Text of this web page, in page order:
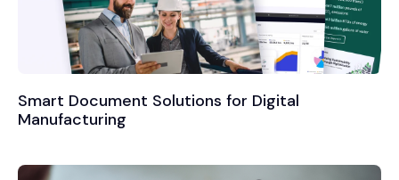
Smart Document Solutions for Digital
Manufacturing